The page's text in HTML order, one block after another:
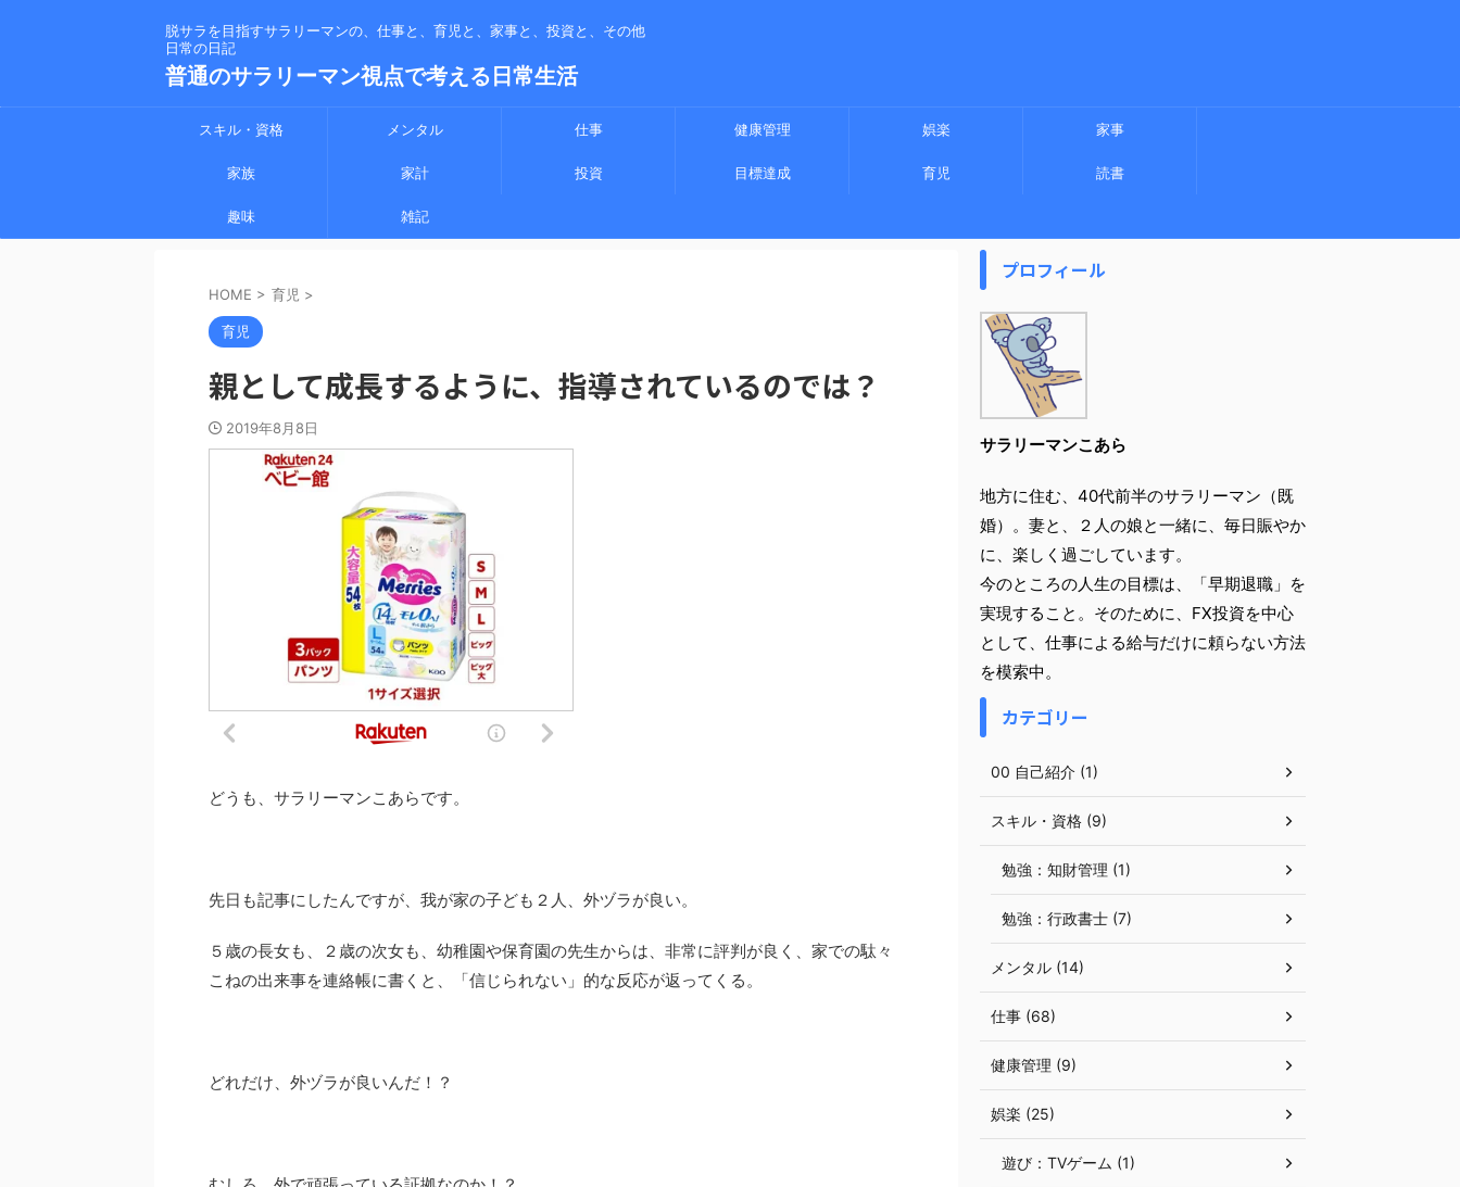
脱サラを目指すサラリーマンの、仕事と、育児と、家事と、投資と、その他
日常の日記
普通のサラリーマン視点で考える日常生活
スキル・資格 メンタル 仕事 健康管理 娯楽 家事
家族 家計 投資 目標達成 育児 読書
趣味 雑記
HOME > 育児 >
育児
親として成長するように、指導されているのでは？
2019年8月8日
どうも、サラリーマンこあらです。
先日も記事にしたんですが、我が家の子ども２人、外ヅラが良い。
５歳の長女も、２歳の次女も、幼稚園や保育園の先生からは、非常に評判が良く、家での駄々
こねの出来事を連絡帳に書くと、「信じられない」的な反応が返ってくる。
どれだけ、外ヅラが良いんだ！？
プロフィール
サラリーマンこあら
地方に住む、40代前半のサラリーマン（既
婚）。妻と、２人の娘と一緒に、毎日賑やか
に、楽しく過ごしています。
今のところの人生の目標は、「早期退職」を
実現すること。そのために、FX投資を中心
として、仕事による給与だけに頼らない方法
を模索中。
カテゴリー
00 自己紹介 (1)
スキル・資格 (9)
勉強：知財管理 (1)
勉強：行政書士 (7)
メンタル (14)
仕事 (68)
健康管理 (9)
娯楽 (25)
遊び：TVゲーム (1)